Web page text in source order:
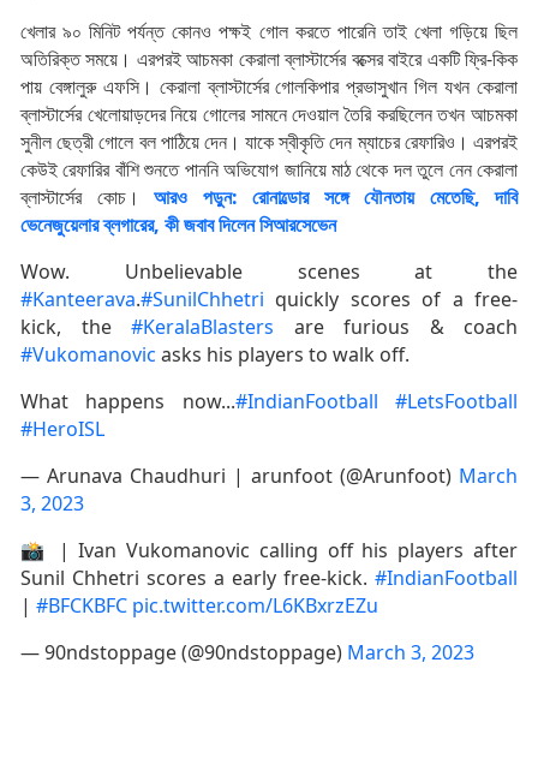
খেলার ৯০ মিনিট পর্যন্ত কোনও পক্ষই গোল করতে পারেনি তাই খেলা গড়িয়ে ছিল
অতিরিক্ত সময়ে। এরপরই আচমকা কেরালা ব্লাস্টার্সের বক্সের বাইরে একটি ফ্রি-কিক
পায় বেঙ্গালুরু এফসি। কেরালা ব্লাস্টার্সের গোলকিপার প্রভাসুখান গিল যখন কেরালা
ব্লাস্টার্সের খেলোয়াড়দের নিয়ে গোলের সামনে দেওয়াল তৈরি করছিলেন তখন আচমকা
সুনীল ছেত্রী গোলে বল পাঠিয়ে দেন। যাকে স্বীকৃতি দেন ম্যাচের রেফারিও। এরপরই
কেউই রেফারির বাঁশি শুনতে পাননি অভিযোগ জানিয়ে মাঠ থেকে দল তুলে নেন কেরালা
ব্লাস্টার্সের কোচ। আরও পড়ুন: রোনাল্ডোর সঙ্গে যৌনতায় মেতেছি, দাবি
ভেনেজুয়েলার ব্লগারের, কী জবাব দিলেন সিআরসেভেন
Wow. Unbelievable scenes at the
#Kanteerava.#SunilChhetri quickly scores of a free-
kick, the #KeralaBlasters are furious & coach
#Vukomanovic asks his players to walk off.
What happens now...#IndianFootball
#LetsFootball
#HeroISL
— Arunava Chaudhuri | arunfoot (@Arunfoot) March
3, 2023
📸 | Ivan Vukomanovic calling off his players after
Sunil Chhetri scores a early free-kick. #IndianFootball
| #BFCKBFC pic.twitter.com/L6KBxrzEZu
— 90ndstoppage (@90ndstoppage) March 3, 2023